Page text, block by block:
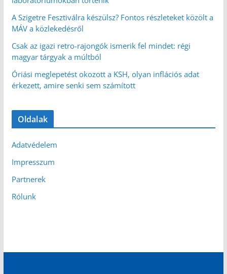
A Szigetre Fesztiválra készülsz? Fontos részleteket közölt a
MÁV a közlekedésről
Csak az igazi retro-rajongók ismerik fel mindet: régi
magyar tárgyak a múltból
Óriási meglepetést okozott a KSH, olyan inflációs adat
érkezett, amire senki sem számított
Oldalak
Adatvédelem
Impresszum
Partnerek
Rólunk